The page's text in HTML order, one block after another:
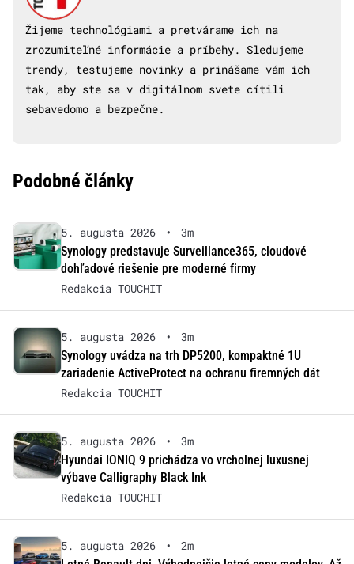
Žijeme technológiami a pretvárame ich na
zrozumiteľné informácie a príbehy. Sledujeme
trendy, testujeme novinky a prinášame vám ich
tak, aby ste sa v digitálnom svete cítili
sebavedomo a bezpečne.
Podobné články
5. augusta 2026 •
3m
Synology predstavuje Surveillance365, cloudové
dohľadové riešenie pre moderné firmy
Redakcia TOUCHIT
5. augusta 2026 •
3m
Synology uvádza na trh DP5200, kompaktné 1U
zariadenie ActiveProtect na ochranu firemných dát
Redakcia TOUCHIT
5. augusta 2026 •
3m
Hyundai IONIQ 9 prichádza vo vrcholnej luxusnej
výbave Calligraphy Black Ink
Redakcia TOUCHIT
5. augusta 2026 •
2m